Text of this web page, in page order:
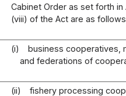
Cabinet Order as set forth
(viii) of the Act are as
(i)
business cooperatives,
and federations of
(ii)
fishery processing